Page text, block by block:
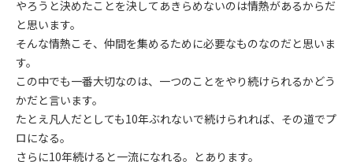
やろうと決めたことを決してあきらめないのは情熱があるからだ
と思います。
そんな情熱こそ、仲間を集めるために必要なものなのだと思いま
す。
この中でも一番大切なのは、一つのことをやり続けられるかどう
かだと言います。
たとえ凡人だとしても10年ぶれないで続けられれば、その道でプ
ロになる。
さらに10年続けると一流になれる。とあります。